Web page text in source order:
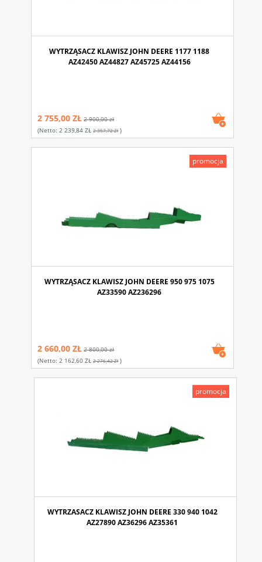
WYTRZĄSACZ KLAWISZ JOHN DEERE 1177 1188
AZ42450 AZ44827 AZ45725 AZ44156
2 755,00 ZŁ 2 900,00 zł
(netto: 2 239,84 ZŁ 2 357,72 Zł)
WYTRZĄSACZ KLAWISZ JOHN DEERE 950 975 1075
AZ33590 AZ236296
2 660,00 ZŁ 2 800,00 zł
(netto:2 162,60 ZŁ 2 276,42 Zł)
promocja
WYTRZASACZ KLAWISZ JOHN DEERE 330 940 1042
AZ27890 AZ36296 AZ35361
promocja